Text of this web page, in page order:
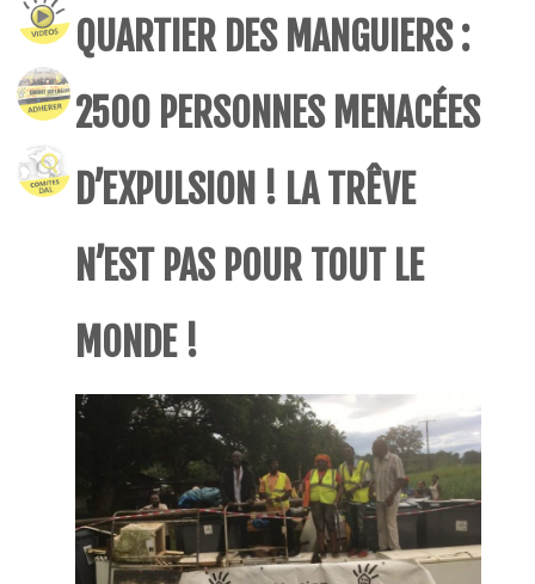
QUARTIER DES MANGUIERS :
2500 PERSONNES MENACÉES
D’EXPULSION ! LA TRÊVE
N’EST PAS POUR TOUT LE
MONDE !